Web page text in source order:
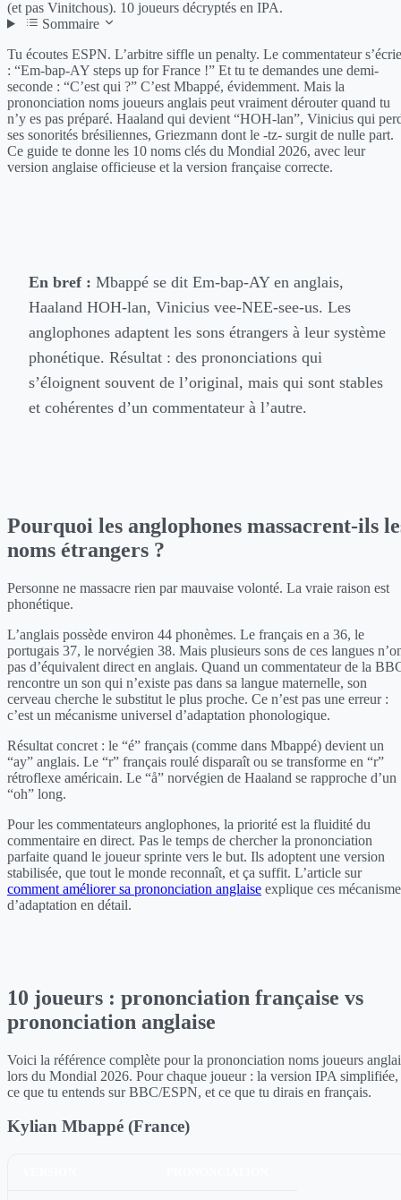
(et pas Vinitchous). 10 joueurs décryptés en IPA.
Sommaire
Tu écoutes ESPN. L’arbitre siffle un penalty. Le commentateur s’écrie
: “Em-bap-AY steps up for France !” Et tu te demandes une demi-
seconde : “C’est qui ?” C’est Mbappé, évidemment. Mais la
prononciation noms joueurs anglais peut vraiment dérouter quand tu
n’y es pas préparé. Haaland qui devient “HOH-lan”, Vinicius qui
ses sonorités brésiliennes, Griezmann dont le -tz- surgit de nulle part.
Ce guide te donne les 10 noms clés du Mondial 2026, avec leur
version anglaise officieuse et la version française correcte.
En bref : Mbappé se dit Em-bap-AY en anglais,
Haaland HOH-lan, Vinicius vee-NEE-see-us. Les
anglophones adaptent les sons étrangers à leur système
phonétique. Résultat : des prononciations qui
s’éloignent souvent de l’original, mais qui sont stables
et cohérentes d’un commentateur à l’autre.
Pourquoi les anglophones massacrent-ils
noms étrangers ?
Personne ne massacre rien par mauvaise volonté. La vraie raison est
phonétique.
L’anglais possède environ 44 phonèmes. Le français en a 36, le
portugais 37, le norvégien 38. Mais plusieurs sons de ces langues
pas d’équivalent direct en anglais. Quand un commentateur de la
rencontre un son qui n’existe pas dans sa langue maternelle, son
cerveau cherche le substitut le plus proche. Ce n’est pas une erreur :
c’est un mécanisme universel d’adaptation phonologique.
Résultat concret : le “é” français (comme dans Mbappé) devient un
“ay” anglais. Le “r” français roulé disparaît ou se transforme en “r”
rétroflexe américain. Le “å” norvégien de Haaland se rapproche d’un
“oh” long.
Pour les commentateurs anglophones, la priorité est la fluidité du
commentaire en direct. Pas le temps de chercher la prononciation
parfaite quand le joueur sprinte vers le but. Ils adoptent une version
stabilisée, que tout le monde reconnaît, et ça suffit. L’article sur
comment améliorer sa prononciation anglaise explique ces
d’adaptation en détail.
10 joueurs : prononciation française vs
prononciation anglaise
Voici la référence complète pour la prononciation noms joueurs
lors du Mondial 2026. Pour chaque joueur : la version IPA simplifiée,
ce que tu entends sur BBC/ESPN, et ce que tu dirais en français.
Kylian Mbappé (France)